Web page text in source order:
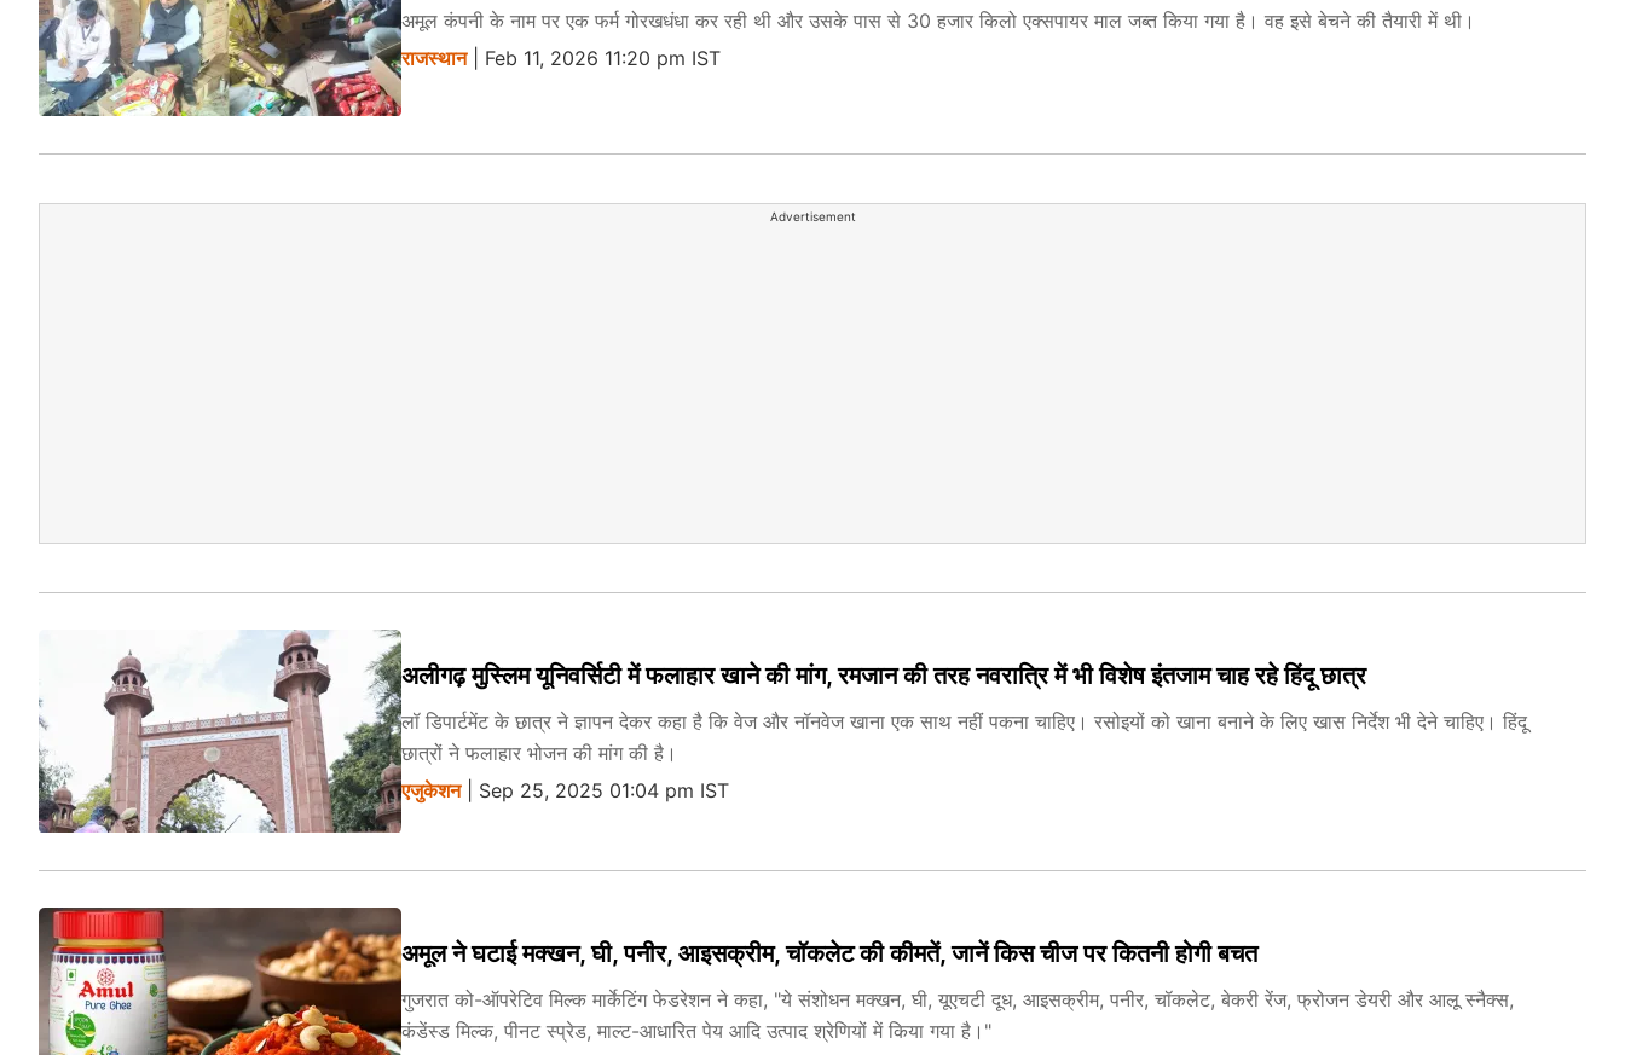
अमूल कंपनी के नाम पर एक फर्म गोरखधंधा कर रही थी और उसके पास से 30 हजार किलो एक्सपायर माल जब्त किया गया है। वह इसे बेचने की तैयारी में थी।
राजस्थान| Feb 11, 2026 11:20 pm IST
Advertisement
अलीगढ़ मुस्लिम यूनिवर्सिटी में फलाहार खाने की मांग, रमजान की तरह नवरात्रि में भी विशेष इंतजाम चाह रहे हिंदू छात्र
लॉ डिपार्टमेंट के छात्र ने ज्ञापन देकर कहा है कि वेज और नॉनवेज खाना एक साथ नहीं पकना चाहिए। रसोइयों को खाना बनाने के लिए खास निर्देश भी देने चाहिए। हिंदू
छात्रों ने फलाहार भोजन की मांग की है।
एजुकेशन| Sep 25, 2025 01:04 pm IST
अमूल ने घटाई मक्खन, घी, पनीर, आइसक्रीम, चॉकलेट की कीमतें, जानें किस चीज पर कितनी होगी बचत
गुजरात को-ऑपरेटिव मिल्क मार्केटिंग फेडरेशन ने कहा, "ये संशोधन मक्खन, घी, यूएचटी दूध, आइसक्रीम, पनीर, चॉकलेट, बेकरी रेंज, फ्रोजन डेयरी और आलू स्नैक्स,
कंडेंस्ड मिल्क, पीनट स्प्रेड, माल्ट-आधारित पेय आदि उत्पाद श्रेणियों में किया गया है।"